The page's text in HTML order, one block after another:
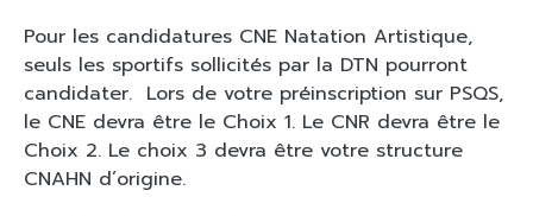
Pour les candidatures CNE Natation Artistique,
seuls les sportifs sollicités par la DTN pourront
candidater. Lors de votre préinscription sur PSQS,
le CNE devra être le Choix 1. Le CNR devra être le
Choix 2. Le choix 3 devra être votre structure
CNAHN d’origine.